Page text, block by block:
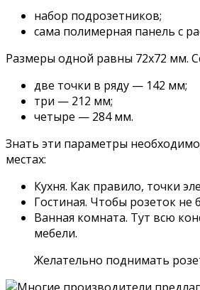
набор подрозетников;
сама полимерная панель с
Размеры одной равны 72х72 мм.
две точки в ряду — 142 мм;
три — 212 мм;
четыре — 284 мм.
Знать эти параметры
местах:
Кухня. Как правило, точки
Гостиная. Чтобы розеток
Ванная комната. Тут всю
мебели.
Желательно поднимать